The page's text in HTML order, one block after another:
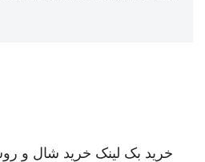
خرید بک لینک خرید شال و